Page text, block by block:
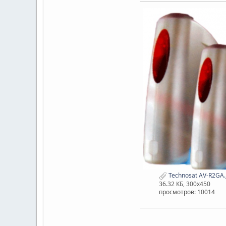
Technosat AV-
36.32 КБ, 300x450
просмотров: 10014